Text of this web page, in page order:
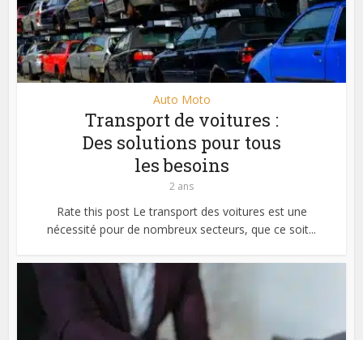
Auto Moto
Transport de voitures :
Des solutions pour tous
les besoins
2 ans
Rate this post Le transport des voitures est une
nécessité pour de nombreux secteurs, que ce soit...